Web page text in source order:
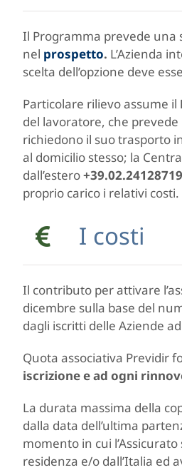
Il Programma prevede una
nel prospetto. L’Azienda
scelta dell’opzione deve
Particolare rilievo assume il
del lavoratore, che prevede
richiedono il suo trasporto
al domicilio stesso; la
dall’estero+39.02.24128719
proprio carico i relativi costi.
I costi
Il contributo per attivare
dicembre sulla base del
dagli iscritti delle Aziende
Quota associativa Previdir
iscrizione e ad ogni
La durata massima della
dalla data dell’ultima
momento in cui
residenza e/o dall’Italia ed